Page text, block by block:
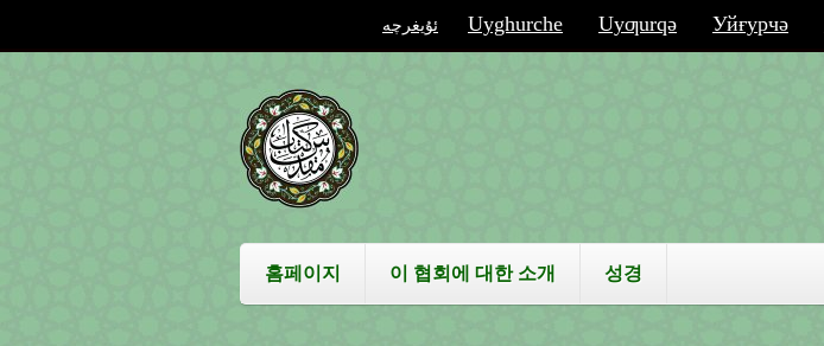
ئۇيغرچە Uyghurche Uyƣurqə Уйғурчә
홈페이지 이 협회에 대한 소개 성경